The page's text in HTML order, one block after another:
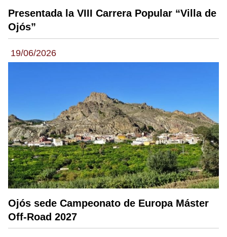
Presentada la VIII Carrera Popular “Villa de
Ojós”
19/06/2026
Ojós sede Campeonato de Europa Máster
Off-Road 2027